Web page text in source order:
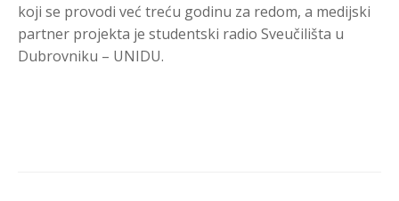
koji se provodi već treću godinu za redom, a medijski
partner projekta je studentski radio Sveučilišta u
Dubrovniku – UNIDU.